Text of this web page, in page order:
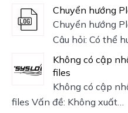
Chuyển hướng
Chuyển hướng
Câu hỏi: Có thể
Không có cập
files
Không có cập
files Vấn đề: Không xuất…